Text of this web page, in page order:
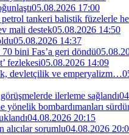
05.08.2026 17:00
tankeri balistik füzelerle
mali destek05.08.2026 14:50
05.08.2026 14:37
bini Fas’a geri döndü
fezlekesi05.08.2026 14:09
devletçilik ve emperyalizm…
ilerleme sağlandı
yönelik bombardımanları
04.08.2026 20:15
alıcılar sorumlu04.08.2026